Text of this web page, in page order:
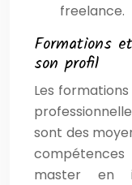
freelance.
Formations
son profil
Les
sont des
master en